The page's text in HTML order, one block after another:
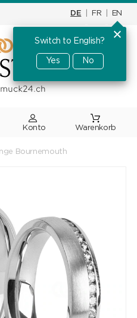
DE FR EN
Switch to English?
Yes No
Warenkorb
Bournemouth